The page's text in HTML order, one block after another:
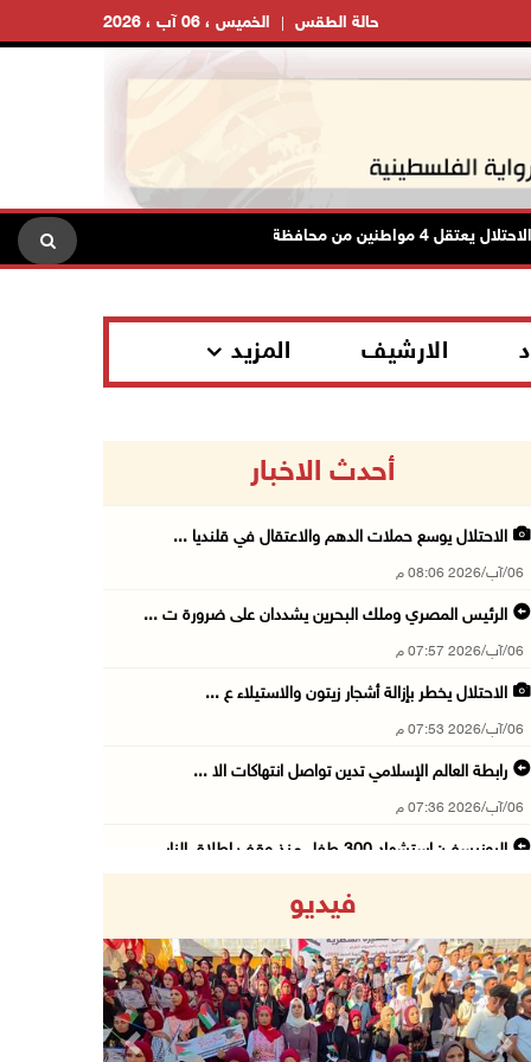
الخميس ، 06 آب ، 2026 حالة الطقس
يعتقل 4 مواطنين من محافظة نابلس الاحتلال يعتقل
الارشيف المزيد
أحدث الاخبار
الاحتلال يوسع حملات الدهم والاعتقال في قلنديا ...
06/آب/2026 08:06 م
الرئيس المصري وملك البحرين يشددان على ضرورة ت ...
06/آب/2026 07:57 م
الاحتلال يخطر بإزالة أشجار زيتون والاستيلاء ع ...
06/آب/2026 07:53 م
رابطة العالم الإسلامي تدين تواصل انتهاكات الا ...
06/آب/2026 07:36 م
اليونيسف: استشهاد 300 طفل منذ وقف إطلاق النار ...
06/آب/2026 07:27 م
إصابتان بالرصاص والاعتداء خلال اقتحام الاحتلا ...
06/آب/2026 06:56 م
فيديو
Previous Next